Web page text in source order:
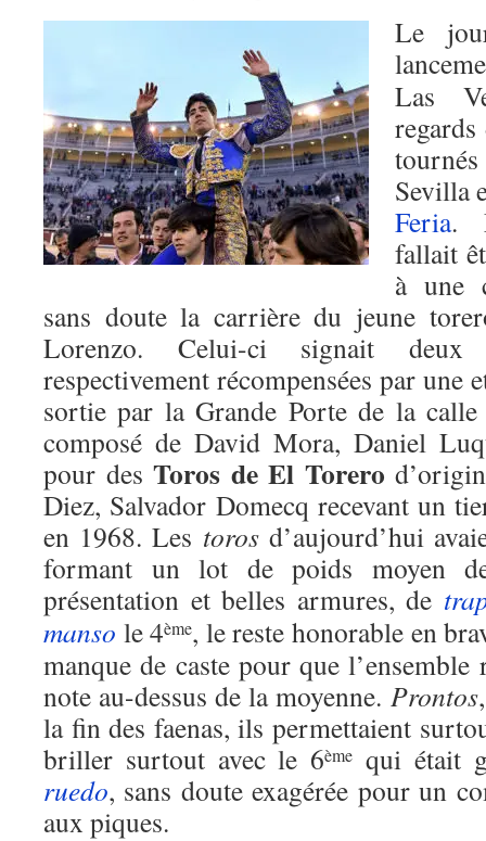
Le
Las
Sevilla
Feria.
fallait
à une
sans doute la carrière du jeune
Lorenzo. Celui-ci signait
respectivement récompensées par une
sortie par la Grande Porte de la
composé de David Mora, Daniel
pour desToros de El Torero
Diez, Salvador Domecq recevant un
en 1968. Les torosd’aujourd’hui
formant un lot de poids moyen
présentation et belles armures, de
manso le 4ème, le reste honorable en
manque de caste pour que
note au-dessus de la moyenne. Prontos
la fin des faenas, ils permettaient
briller surtout avec le 6ème qui était
ruedo, sans doute exagérée pour un
aux piques.